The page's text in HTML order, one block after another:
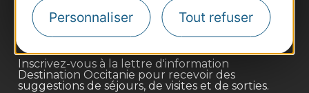
Personnaliser Tout refuser
Voyagistes
Destination Sport
Inscrivez-vous à la lettre d'information
Destination Occitanie pour recevoir des
suggestions de séjours, de visites et de sorties.